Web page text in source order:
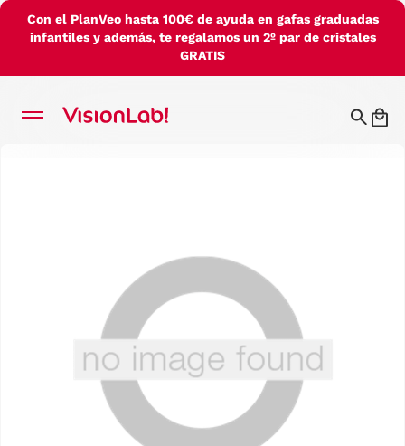
Con el PlanVeo hasta 100€ de ayuda en gafas graduadas
infantiles y además, te regalamos un 2º par de cristales
GRATIS